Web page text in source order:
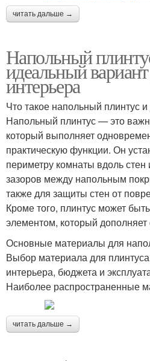
читать дальше →
Напольный
идеальный
интерьера
Что такое напольный плинтус
Напольный плинтус — это
который выполняет
практическую функции. Он
периметру комнаты вдоль
зазоров между напольным
также для защиты стен от
Кроме того, плинтус может
элементом, который
Основные материалы для
Выбор материала для плинтуса
интерьера, бюджета и
Наиболее распространенные
читать дальше →